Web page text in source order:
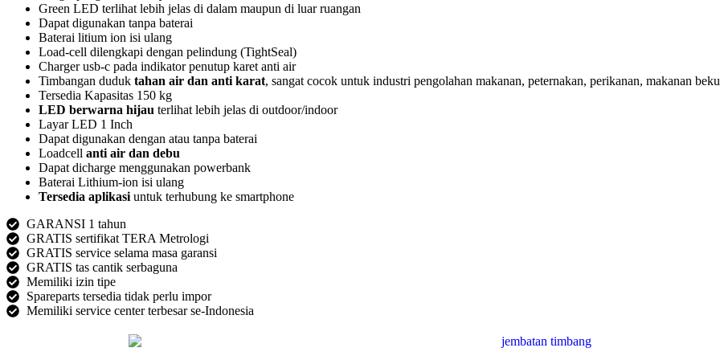
Green LED terlihat lebih jelas di dalam maupun di luar ruangan
Dapat digunakan tanpa baterai
Baterai litium ion isi ulang
Load-cell dilengkapi dengan pelindung (TightSeal)
Charger usb-c pada indikator penutup karet anti air
Timbangan duduk tahan air dan anti karat, sangat cocok untuk industri pengolahan makanan, peternakan, perikanan, makanan
Tersedia Kapasitas 150 kg
LED berwarna hijau terlihat lebih jelas di outdoor/indoor
Layar LED 1 Inch
Dapat digunakan dengan atau tanpa baterai
Loadcell anti air dan debu
Dapat dicharge menggunakan powerbank
Baterai Lithium-ion isi ulang
Tersedia aplikasiuntuk terhubung ke smartphone
GARANSI 1 tahun
GRATIS sertifikat TERA Metrologi
GRATIS service selama masa garansi
GRATIS tas cantik serbaguna
Memiliki izin tipe
Spareparts tersedia tidak perlu impor
Memiliki service center terbesar se-Indonesia